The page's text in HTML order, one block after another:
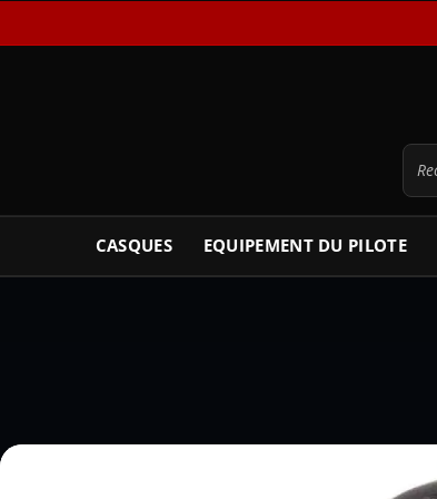
CASQUES EQUIPEMENT DU PILOTE